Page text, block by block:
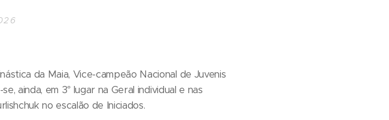
da Maia, Vice-campeão Nacional de Juvenis
ainda, em 3° lugar na Geral individual e nas
no escalão de Iniciados.